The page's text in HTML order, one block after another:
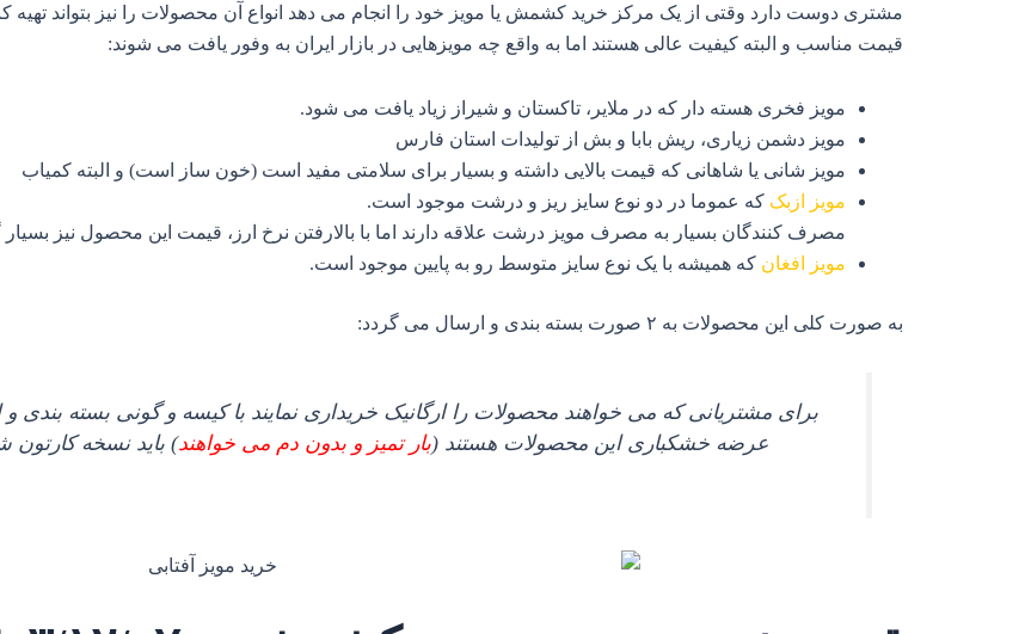
مشتری دوست دارد وقتی از یک مرکز خرید کشمش یا مویز خود را انجام می دهد انواع آن محصولات را نیز بتواند تهیه
قیمت مناسب و البته کیفیت عالی هستند اما به واقع چه مویزهایی در بازار ایران به وفور یافت می شوند:
مویز فخری هسته دار که در ملایر، تاکستان و شیراز زیاد یافت می شود.
مویز دشمن زیاری، ریش بابا و بش از تولیدات استان فارس
مویز شانی یا شاهانی که قیمت بالایی داشته و بسیار برای سلامتی مفید است (خون ساز است) و البته کمیاب
مویز ازبک که عموما در دو نوع سایز ریز و درشت موجود است.
مصرف کنندگان بسیار به مصرف مویز درشت علاقه دارند اما با بالارفتن نرخ ارز، قیمت این محصول نیز
مویز افغان که همیشه با یک نوع سایز متوسط رو به پایین موجود است.
به صورت کلی این محصولات به ۲ صورت بسته بندی و ارسال می گردد:
برای مشتریانی که می خواهند محصولات را ارگانیک خریداری نمایند با کیسه و گونی بسته
عرضه خشکباری این محصولات هستند (بار تمیز و بدون دم می خواهند) باید نسخه کارتون